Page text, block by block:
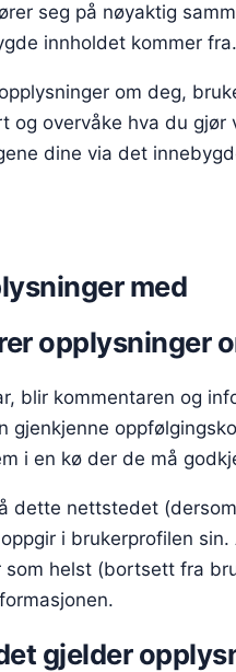
seg på nøyaktig
innholdet kommer fra.
om deg,
og overvåke hva du
dine via det
med
opplysninger
blir kommentaren og
i en kø der de må
dette nettstedet
i brukerprofilen
som helst (bortsett fra
gjelder